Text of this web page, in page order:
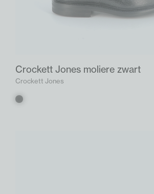
Crockett Jones moliere zwart
Crockett Jones
Zwart